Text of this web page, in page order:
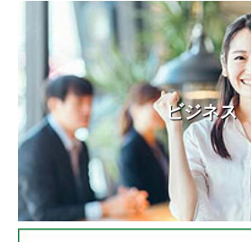
ビジネス